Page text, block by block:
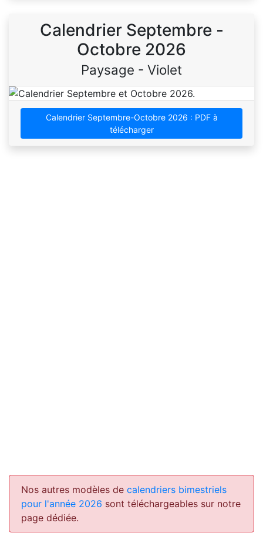
Calendrier Septembre -
Octobre 2026
Paysage - Violet
Calendrier Septembre-Octobre 2026 : PDF à
télécharger
Nos autres modèles de calendriers bimestriels
pour l'année 2026 sont téléchargeables sur notre
page dédiée.